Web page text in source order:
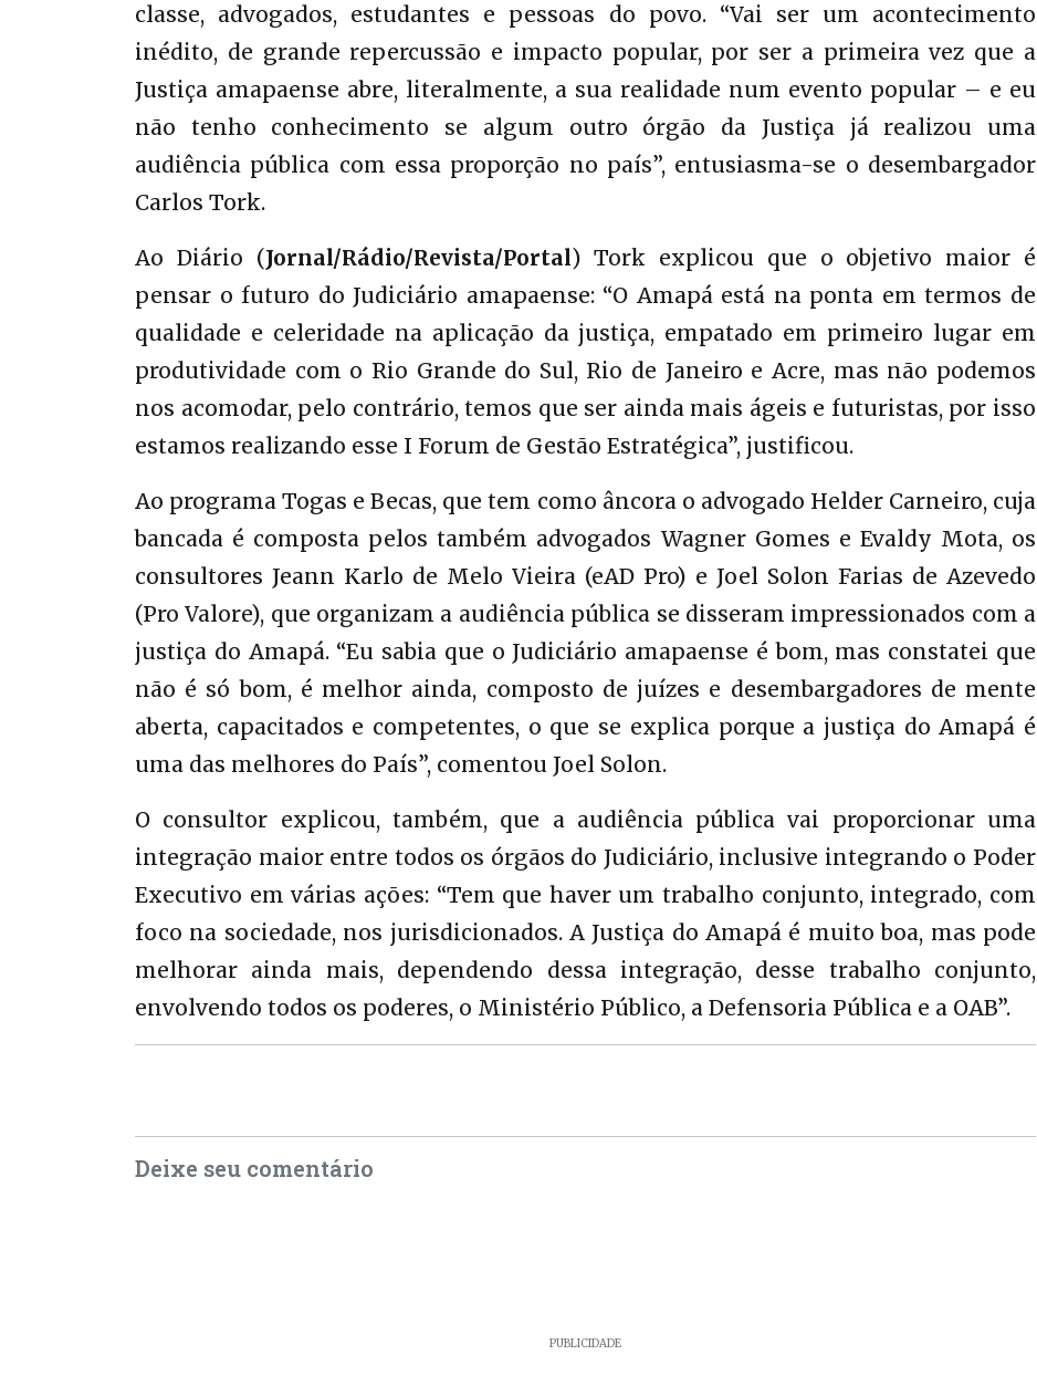
classe, advogados, estudantes e pessoas do povo. “Vai ser um acontecimento
inédito, de grande repercussão e impacto popular, por ser a primeira vez que a
Justiça amapaense abre, literalmente, a sua realidade num evento popular – e eu
não tenho conhecimento se algum outro órgão da Justiça já realizou uma
audiência pública com essa proporção no país”, entusiasma-se o desembargador
Carlos Tork.
Ao Diário (Jornal/Rádio/Revista/Portal) Tork explicou que o objetivo maior é
pensar o futuro do Judiciário amapaense: “O Amapá está na ponta em termos de
qualidade e celeridade na aplicação da justiça, empatado em primeiro lugar em
produtividade com o Rio Grande do Sul, Rio de Janeiro e Acre, mas não podemos
nos acomodar, pelo contrário, temos que ser ainda mais ágeis e futuristas, por isso
estamos realizando esse I Forum de Gestão Estratégica”, justificou.
Ao programa Togas e Becas, que tem como âncora o advogado Helder Carneiro, cuja
bancada é composta pelos também advogados Wagner Gomes e Evaldy Mota, os
consultores Jeann Karlo de Melo Vieira (eAD Pro) e Joel Solon Farias de Azevedo
(Pro Valore), que organizam a audiência pública se disseram impressionados com a
justiça do Amapá. “Eu sabia que o Judiciário amapaense é bom, mas constatei que
não é só bom, é melhor ainda, composto de juízes e desembargadores de mente
aberta, capacitados e competentes, o que se explica porque a justiça do Amapá é
uma das melhores do País”, comentou Joel Solon.
O consultor explicou, também, que a audiência pública vai proporcionar uma
integração maior entre todos os órgãos do Judiciário, inclusive integrando o Poder
Executivo em várias ações: “Tem que haver um trabalho conjunto, integrado, com
foco na sociedade, nos jurisdicionados. A Justiça do Amapá é muito boa, mas pode
melhorar ainda mais, dependendo dessa integração, desse trabalho conjunto,
envolvendo todos os poderes, o Ministério Público, a Defensoria Pública e a OAB”.
Deixe seu comentário
PUBLICIDADE